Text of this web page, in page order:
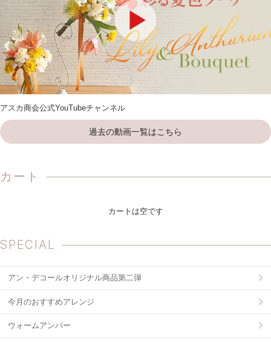
アスカ商会公式YouTubeチャンネル
過去の動画一覧はこちら
カート
カートは空です
SPECIAL
アン・デコールオリジナル商品第二弾
今月のおすすめアレンジ
ウォームアンバー